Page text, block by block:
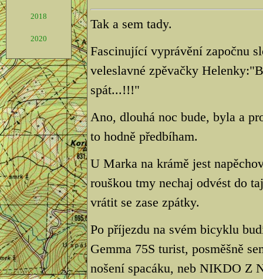
2018
2020
Tak a sem tady.
Fascinující vyprávění započnu
veleslavné zpěvačky
spát...!!!"
Ano, dlouhá noc bude, byla a
to hodně předbíham.
U Marka na krámě jest
rouškou tmy nechaj odvést do
vrátit se zase zpátky.
Po příjezdu na svém bicyklu
Gemma 75S turist, posměšně
nošení spacáku, neb NIKDO Z